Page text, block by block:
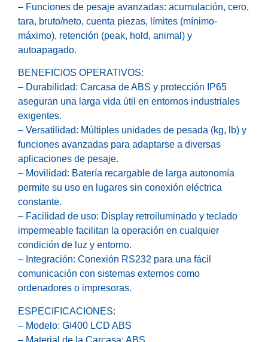
– Funciones de pesaje avanzadas: acumulación, cero,
tara, bruto/neto, cuenta piezas, límites (mínimo-
máximo), retención (peak, hold, animal) y
autoapagado.
BENEFICIOS OPERATIVOS:
– Durabilidad: Carcasa de ABS y protección IP65
aseguran una larga vida útil en entornos industriales
exigentes.
– Versatilidad: Múltiples unidades de pesada (kg, lb) y
funciones avanzadas para adaptarse a diversas
aplicaciones de pesaje.
– Movilidad: Batería recargable de larga autonomía
permite su uso en lugares sin conexión eléctrica
constante.
– Facilidad de uso: Display retroiluminado y teclado
impermeable facilitan la operación en cualquier
condición de luz y entorno.
– Integración: Conexión RS232 para una fácil
comunicación con sistemas externos como
ordenadores o impresoras.
ESPECIFICACIONES:
– Modelo: GI400 LCD ABS
– Material de la Carcasa: ABS